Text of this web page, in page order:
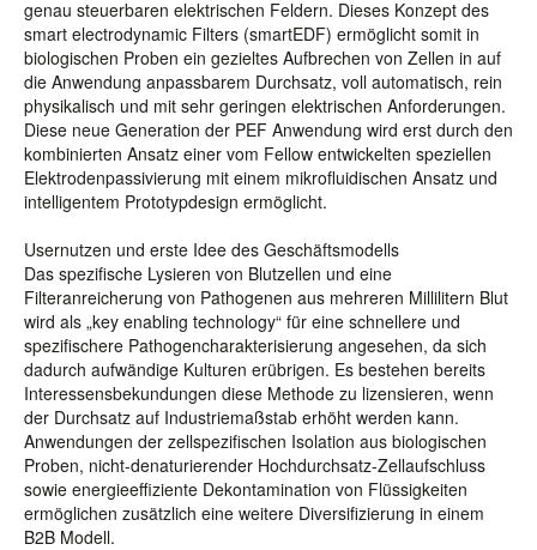
genau steuerbaren elektrischen Feldern. Dieses Konzept des
smart electrodynamic Filters (smartEDF) ermöglicht somit in
biologischen Proben ein gezieltes Aufbrechen von Zellen in auf
die Anwendung anpassbarem Durchsatz, voll automatisch, rein
physikalisch und mit sehr geringen elektrischen Anforderungen.
Diese neue Generation der PEF Anwendung wird erst durch den
kombinierten Ansatz einer vom Fellow entwickelten speziellen
Elektrodenpassivierung mit einem mikrofluidischen Ansatz und
intelligentem Prototypdesign ermöglicht.
Usernutzen und erste Idee des Geschäftsmodells
Das spezifische Lysieren von Blutzellen und eine
Filteranreicherung von Pathogenen aus mehreren Millilitern Blut
wird als „key enabling technology“ für eine schnellere und
spezifischere Pathogencharakterisierung angesehen, da sich
dadurch aufwändige Kulturen erübrigen. Es bestehen bereits
Interessensbekundungen diese Methode zu lizensieren, wenn
der Durchsatz auf Industriemaßstab erhöht werden kann.
Anwendungen der zellspezifischen Isolation aus biologischen
Proben, nicht-denaturierender Hochdurchsatz-Zellaufschluss
sowie energieeffiziente Dekontamination von Flüssigkeiten
ermöglichen zusätzlich eine weitere Diversifizierung in einem
B2B Modell.